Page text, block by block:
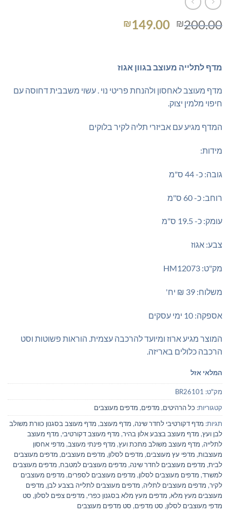
₪200.00
המחיר ₪149.00
מדף לתלייה מעוצב בגוון אגוז
מדף מעוצב לאחסון ולהנחת פריטי נוי . עשוי משבבית דחוסה עם
חיפוי מלמין יצוק.
המדף מגיע עם אביזרי תליה לקיר בלוקים
מידות:
גובה: כ- 44 ס"מ
רוחב: כ- 60 ס"מ
עומק: כ- 19.5 ס"מ
צבע: אגוז
מק"ט: HM12073
משלוח: 39 ₪ יח'
אספקה: 10 ימי עסקים
המוצר מגיע ארוז ומיועד להרכבה עצמית. הוראות פשוטות וסט
הרכבה כלולים באריזה.
המלאי אזל
מק"ט: BR26101
קטגוריות: כל הרהיטים, מדפים, מדפים מעוצבים
תגיות: מדף דקורטיבי לחדר שינה, מדף מעוצב, מדף מעוצב בסגנון כוורת משולב
לבן ועץ, מדף מעוצב בצבע אלון בהיר, מדף מעוצב דקורטיבי, מדף מעוצב
לתלייה, מדף מעוצב משולב מתכת ועץ, מדף פינתי מעוצב, מדפי אחסון
מעוצבות, מדפי עץ מעוצבים, מדפים לסלון, מדפים מעוצבים, מדפים מעוצבים
לבית, מדפים מעוצבים לחדר שינה, מדפים מעוצבים למטבח, מדפים מעוצבים
למשרד, מדפים מעוצבים לסלון, מדפים מעוצבים לספרים, מדפים מעוצבים
לקיר, מדפים מעוצבים לתליה, מדפים מעוצבים לתלייה בצבע לבן, מדפים
מעוצבים מעץ מלא, מדפים מעץ מלא בסגנון כפרי, מדפים צפים לסלון, סט
מדפי מעוצבים לסלון, סט מדפים, סט מדפים מעוצבים